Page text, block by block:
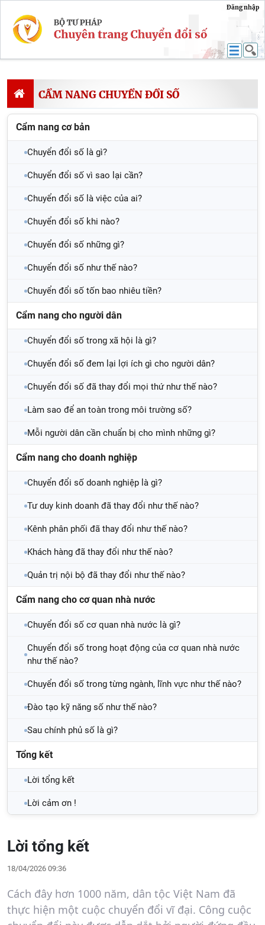
Đăng nhập
CẨM NANG CHUYỂN ĐỔI SỐ
Cẩm nang cơ bản
Chuyển đổi số là gì?
Chuyển đổi số vì sao lại cần?
Chuyển đổi số là việc của ai?
Chuyển đổi số khi nào?
Chuyển đổi số những gì?
Chuyển đổi số như thế nào?
Chuyển đổi số tốn bao nhiêu tiền?
Cẩm nang cho người dân
Chuyển đổi số trong xã hội là gì?
Chuyển đổi số đem lại lợi ích gì cho người dân?
Chuyển đổi số đã thay đổi mọi thứ như thế nào?
Làm sao để an toàn trong môi trường số?
Mỗi người dân cần chuẩn bị cho mình những gì?
Cẩm nang cho doanh nghiệp
Chuyển đổi số doanh nghiệp là gì?
Tư duy kinh doanh đã thay đổi như thế nào?
Kênh phân phối đã thay đổi như thế nào?
Khách hàng đã thay đổi như thế nào?
Quản trị nội bộ đã thay đổi như thế nào?
Cẩm nang cho cơ quan nhà nước
Chuyển đổi số cơ quan nhà nước là gì?
Chuyển đổi số trong hoạt động của cơ quan nhà nước
như thế nào?
Chuyển đổi số trong từng ngành, lĩnh vực như thế nào?
Đào tạo kỹ năng số như thế nào?
Sau chính phủ số là gì?
Tổng kết
Lời tổng kết
Lời cảm ơn !
Lời tổng kết
18/04/2026 09:36
Cách đây hơn 1000 năm, dân tộc Việt Nam đã
thực hiện một cuộc chuyển đổi vĩ đại. Công cuộc